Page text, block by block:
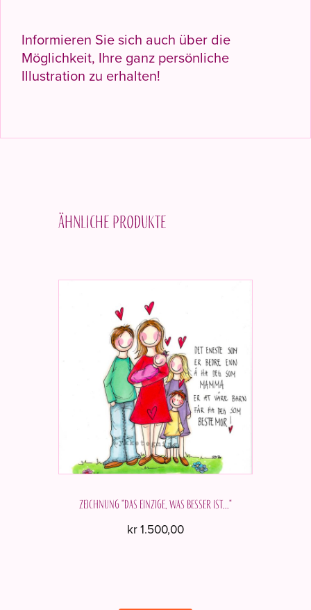
Informieren Sie sich auch über die
Möglichkeit, Ihre ganz persönliche
Illustration zu erhalten!
Ähnliche Produkte
Zeichnung "Das Einzige, was besser ist..."
kr1.500,00